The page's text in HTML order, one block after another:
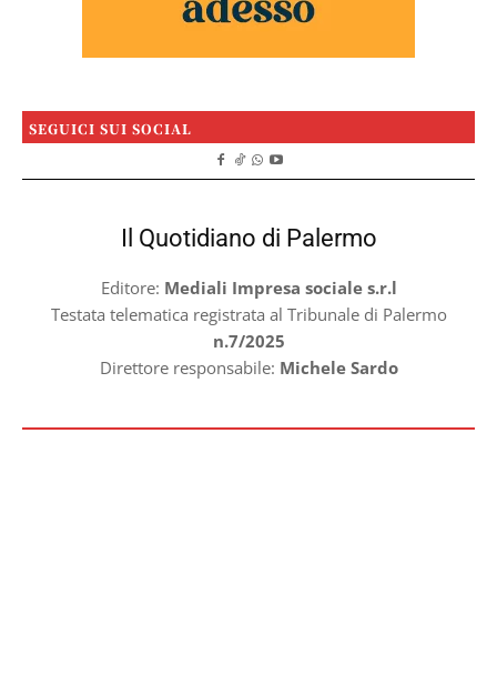
SEGUICI SUI SOCIAL
Il Quotidiano di Palermo
Editore: Mediali Impresa sociale s.r.l
Testata telematica registrata al Tribunale di Palermo
n.7/2025
Direttore responsabile: Michele Sardo